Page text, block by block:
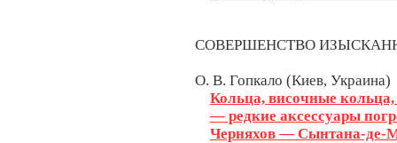
СОВЕРШЕНСТВО
О. В. Гопкало (Киев, Украина)
Кольца, височные
— редкие аксессуары
Черняхов — Сынтана-де-